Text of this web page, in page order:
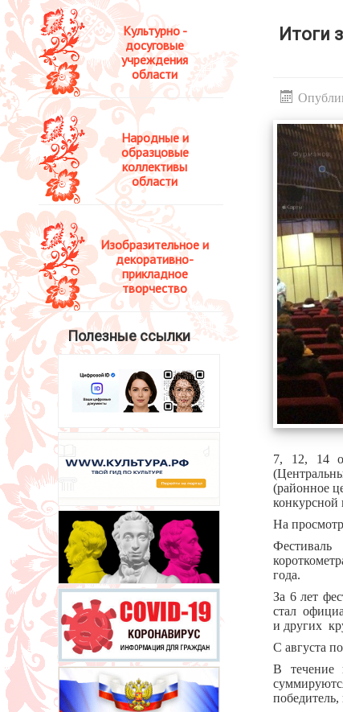
Культурно -
досуговые
учреждения
области
Народные и
образцовые
коллективы
области
Изобразительное и
декоративно-
прикладное
творчество
Полезные ссылки
Итоги
7, 12, 14
(районное
конкурсной
На
года.
За 6 лет
стал
и других
С августа
В течение